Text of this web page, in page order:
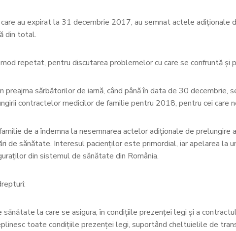
au expirat la 31 decembrie 2017, au semnat actele adiționale
din total.
repetat, pentru discutarea problemelor cu care se confruntă și
sărbătorilor de iarnă, când până în data de 30 decembrie,
contractelor medicilor de familie pentru 2018, pentru cei care
de a îndemna la nesemnarea actelor adiţionale de prelungire
de sănătate. Interesul pacienţilor este primordial, iar apelarea la
din sistemul de sănătate din România.
la care se asigura, în condiţiile prezenţei legi şi a
toate condiţiile prezenţei legi, suportând cheltuielile de